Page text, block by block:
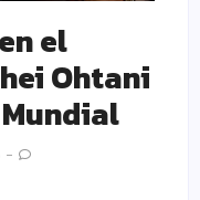
el
Ohtani